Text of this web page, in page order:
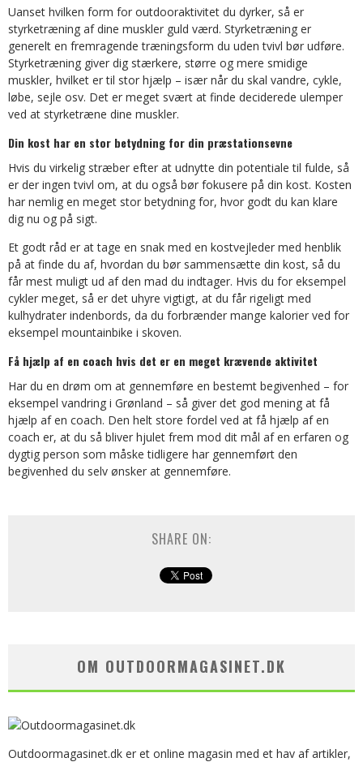
Uanset hvilken form for outdooraktivitet du dyrker, så er
styrketræning af dine muskler guld værd. Styrketræning er
generelt en fremragende træningsform du uden tvivl bør udføre.
Styrketræning giver dig stærkere, større og mere smidige
muskler, hvilket er til stor hjælp – især når du skal vandre, cykle,
løbe, sejle osv. Det er meget svært at finde deciderede ulemper
ved at styrketræne dine muskler.
Din kost har en stor betydning for din præstationsevne
Hvis du virkelig stræber efter at udnytte din potentiale til fulde, så
er der ingen tvivl om, at du også bør fokusere på din kost. Kosten
har nemlig en meget stor betydning for, hvor godt du kan klare
dig nu og på sigt.
Et godt råd er at tage en snak med en kostvejleder med henblik
på at finde du af, hvordan du bør sammensætte din kost, så du
får mest muligt ud af den mad du indtager. Hvis du for eksempel
cykler meget, så er det uhyre vigtigt, at du får rigeligt med
kulhydrater indenbords, da du forbrænder mange kalorier ved for
eksempel mountainbike i skoven.
Få hjælp af en coach hvis det er en meget krævende aktivitet
Har du en drøm om at gennemføre en bestemt begivenhed – for
eksempel vandring i Grønland – så giver det god mening at få
hjælp af en coach. Den helt store fordel ved at få hjælp af en
coach er, at du så bliver hjulet frem mod dit mål af en erfaren og
dygtig person som måske tidligere har gennemført den
begivenhed du selv ønsker at gennemføre.
SHARE ON:
OM OUTDOORMAGASINET.DK
Outdoormagasinet.dk er et online magasin med et hav af artikler,